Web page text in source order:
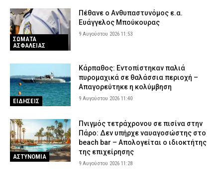
ΣΩΜΑΤΑ
ΑΣΦΑΛΕΙΑΣ
Πέθανε ο Ανθυπαστυνόμος ε.α.
Ευάγγελος Μπούκουρας
9 Αυγούστου 2026 11:53
ΕΙΔΗΣΕΙΣ
Κάρπαθος: Εντοπίστηκαν παλιά
πυρομαχικά σε θαλάσσια περιοχή –
Απαγορεύτηκε η κολύμβηση
9 Αυγούστου 2026 11:40
ΑΣΤΥΝΟΜΙΑ
Πνιγμός τετράχρονου σε πισίνα στην
Πάρο: Δεν υπήρχε ναυαγοσώστης στο
beach bar – Απολογείται ο ιδιοκτήτης
της επιχείρησης
9 Αυγούστου 2026 11:28